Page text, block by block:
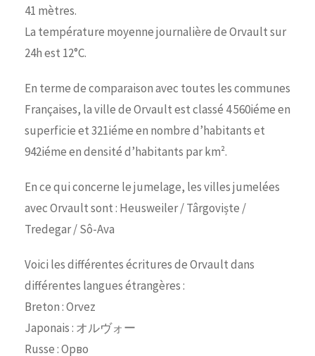
41 mètres.
La température moyenne journalière de Orvault sur
24h est 12°C.
En terme de comparaison avec toutes les communes
Françaises, la ville de Orvault est classé 4 560iéme en
superficie et 321iéme en nombre d’habitants et
942iéme en densité d’habitants par km².
En ce qui concerne le jumelage, les villes jumelées
avec Orvault sont : Heusweiler / Târgoviște /
Tredegar / Sô-Ava
Voici les différentes écritures de Orvault dans
différentes langues étrangères :
Breton : Orvez
Japonais : オルヴォー
Russe : Орво